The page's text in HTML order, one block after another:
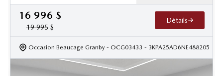
16 996 $
19 995$
Détails
Occasion Beaucage Granby - OCG03433 - 3KPA25AD6NE488205